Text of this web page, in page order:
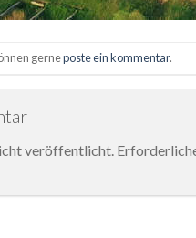
gerneposte ein kommentar.
veröffentlicht.